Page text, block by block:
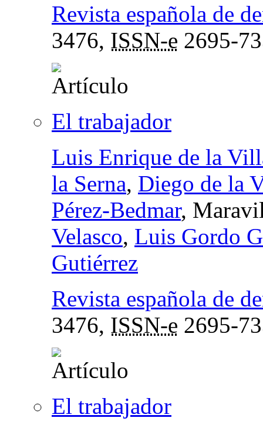
Revista española de
3476, ISSN-e 2695-
El trabajador
Luis Enrique de la
la Serna, Diego de la
Pérez-Bedmar,
Velasco, Luis Gordo
Gutiérrez
Revista española de
3476, ISSN-e 2695-
El trabajador